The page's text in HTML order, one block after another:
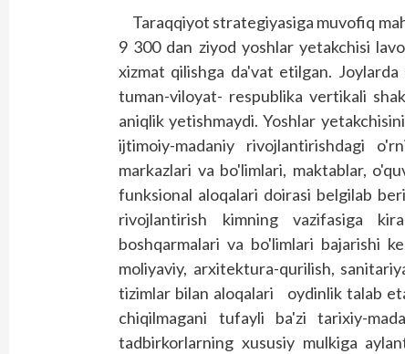
Taraqqiyot strategiyasiga muvofiq
9 300 dan ziyod yoshlar yetakchisi
xizmat qilishga da'vat etilgan.
tuman-viloyat- respublika vertikali
aniqlik yetishmaydi. Yoshlar
ijtimoiy-madaniy rivojlantirishdagi
markazlari va bo'limlari, maktablar,
funksional aloqalari doirasi belgilab
rivojlantirish kimning vazifasiga
boshqarmalari va bo'limlari bajarishi
moliyaviy, arxitektura-qurilish,
tizimlar bilan aloqalari oydinlik talab
chiqilmagani tufayli ba'zi tarixiy-
tadbirkorlarning xususiy mulkiga